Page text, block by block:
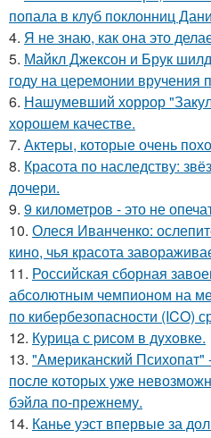
попала в клуб поклонниц
4. Я не знаю, как она это
5. Майкл Джексон и Брук
году на церемонии вручения
6. Нашумевший хоррор
хорошем качестве.
7. Актеры, которые очень
8. Красота по наследству:
дочери.
9. 9 километров - это не
10. Олеся Иванченко:
кино, чья красота
11. Российская сборная
абсолютным чемпионом на
по кибербезопасности (ICO)
12. Курица с pисoм в дyхoвке.
13. "Американский Психопат"
после которых уже
бэйла по-прежнему.
14. Канье уэст впервые за